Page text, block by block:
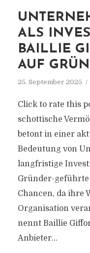
ALS
BAILLIE
AUF
25. September 2025
Click to rate this
schottische
betont in einer
Bedeutung von
langfristige
Gründer-
Chancen, da ihre
Organisation
nennt Baillie
Anbieter...